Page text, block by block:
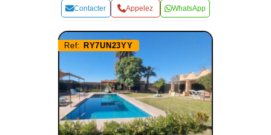
Contacter Appelez WhatsApp
Ref: RY7UN23YY